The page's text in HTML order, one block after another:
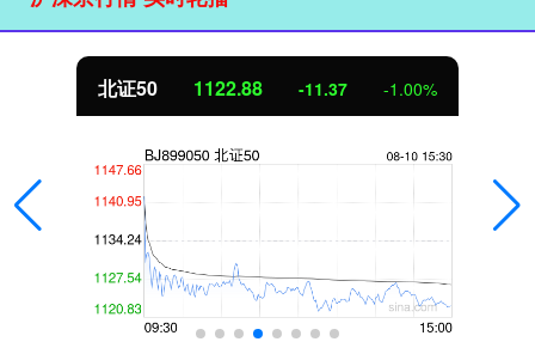
北证50 1122.88 -11.37 -1.00%